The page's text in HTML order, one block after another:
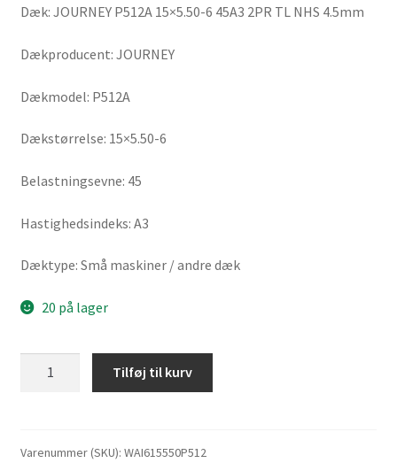
Dæk: JOURNEY P512A 15×5.50-6 45A3 2PR TL NHS 4.5mm
Dækproducent: JOURNEY
Dækmodel: P512A
Dækstørrelse: 15×5.50-6
Belastningsevne: 45
Hastighedsindeks: A3
Dæktype: Små maskiner / andre dæk
20 på lager
45A3
Tilføj til kurv
Varenummer (SKU): WAI615550P512